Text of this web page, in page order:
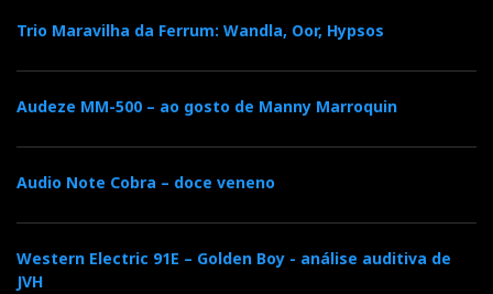
Trio Maravilha da Ferrum: Wandla, Oor, Hypsos
Audeze MM-500 – ao gosto de Manny Marroquin
Audio Note Cobra – doce veneno
Western Electric 91E – Golden Boy - análise auditiva de
JVH